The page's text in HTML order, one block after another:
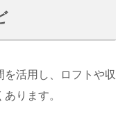
を活用し、ロフトや収
ります。